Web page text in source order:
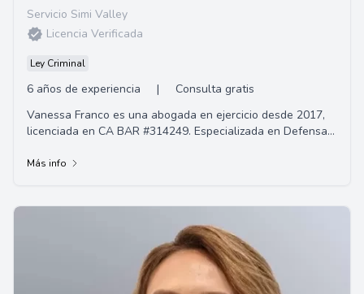
Servicio Simi Valley
Licencia Verificada
Ley Criminal
6 años de experiencia |
Consulta gratis
Vanessa Franco es una abogada en ejercicio desde 2017,
licenciada en CA BAR #314249. Especializada en Defensa
Más info